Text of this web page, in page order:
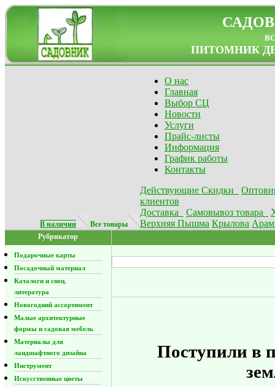
ПИТОМНИК
В наличии Все товары
О нас
Главная
Выбор СЦ
Новости
Услуги
Прайс-листы
Информация
График работы
Контакты
Действующие Скидки
клиентов
Доставка
Самовывоз товара
Верхняя Пышма Крылова
Рубрикатор
Подарочные карты
Посадочный материал
Каталоги и спец.
литература
Новогодний ассортимент
Малые архитектурные
формы и садовая мебель
Материалы для
ландшафтного дизайна
Инструмент
Искусственные цветы
Поступили в